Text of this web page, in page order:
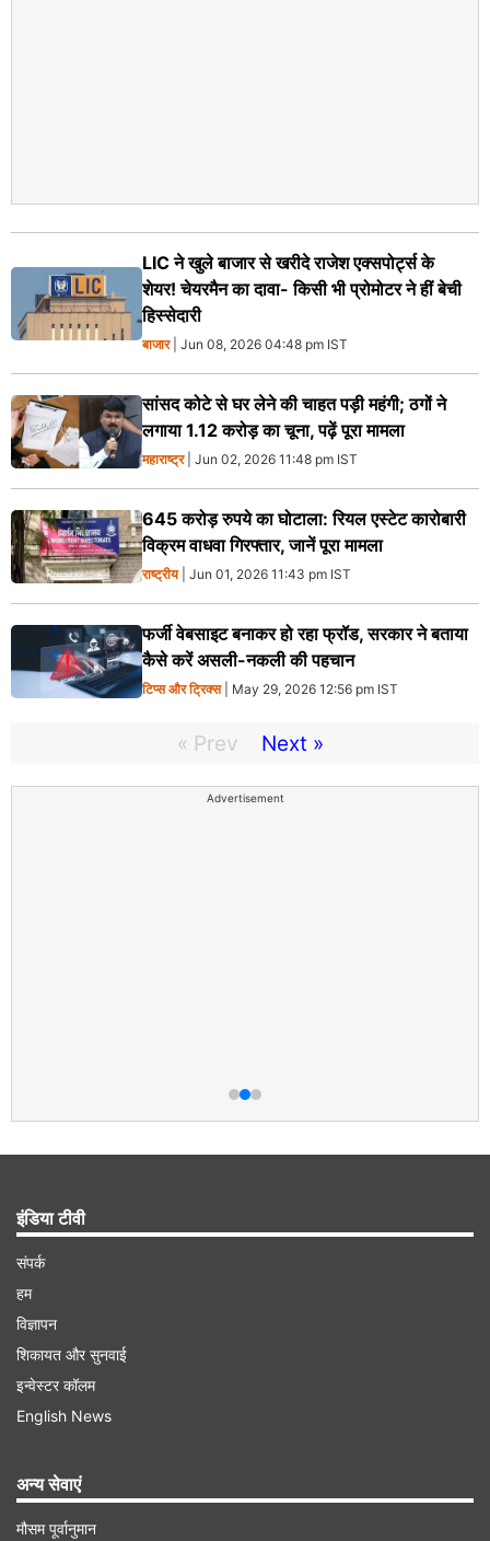
LIC ने खुले बाजार से खरीदे राजेश एक्सपोर्ट्स के
शेयर! चेयरमैन का दावा- किसी भी प्रोमोटर ने हीं बेची
हिस्सेदारी
बाजार| Jun 08, 2026 04:48 pm IST
सांसद कोटे से घर लेने की चाहत पड़ी महंगी; ठगों ने
लगाया 1.12 करोड़ का चूना, पढ़ें पूरा मामला
महाराष्ट्र| Jun 02, 2026 11:48 pm IST
645 करोड़ रुपये का घोटाला: रियल एस्टेट कारोबारी
विक्रम वाधवा गिरफ्तार, जानें पूरा मामला
राष्ट्रीय| Jun 01, 2026 11:43 pm IST
फर्जी वेबसाइट बनाकर हो रहा फ्रॉड, सरकार ने बताया
कैसे करें असली-नकली की पहचान
टिप्स और ट्रिक्स| May 29, 2026 12:56 pm IST
« Prev Next »
Advertisement
इंडिया टीवी
संपर्क
हम
विज्ञापन
शिकायत और सुनवाई
इन्वेस्टर कॉलम
English News
अन्य सेवाएं
मौसम पूर्वानुमान